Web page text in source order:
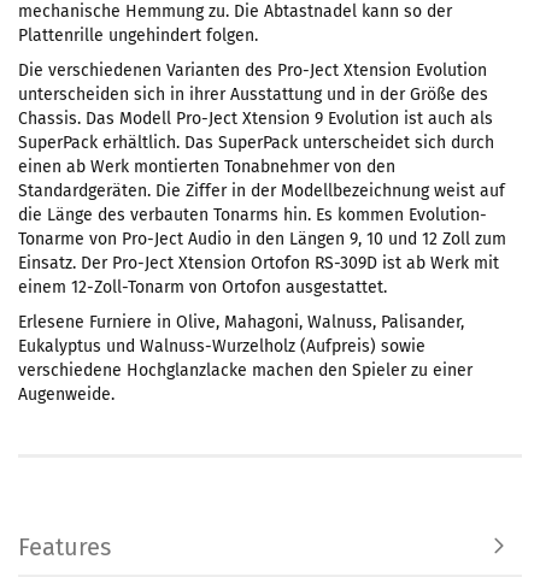
mechanische Hemmung zu. Die Abtastnadel kann so der
Plattenrille ungehindert folgen.
Die verschiedenen Varianten des Pro-Ject Xtension Evolution
unterscheiden sich in ihrer Ausstattung und in der Größe des
Chassis. Das Modell Pro-Ject Xtension 9 Evolution ist auch als
SuperPack erhältlich. Das SuperPack unterscheidet sich durch
einen ab Werk montierten Tonabnehmer von den
Standardgeräten. Die Ziffer in der Modellbezeichnung weist auf
die Länge des verbauten Tonarms hin. Es kommen Evolution-
Tonarme von Pro-Ject Audio in den Längen 9, 10 und 12 Zoll zum
Einsatz. Der Pro-Ject Xtension Ortofon RS-309D ist ab Werk mit
einem 12-Zoll-Tonarm von Ortofon ausgestattet.
Erlesene Furniere in Olive, Mahagoni, Walnuss, Palisander,
Eukalyptus und Walnuss-Wurzelholz (Aufpreis) sowie
verschiedene Hochglanzlacke machen den Spieler zu einer
Augenweide.
Features